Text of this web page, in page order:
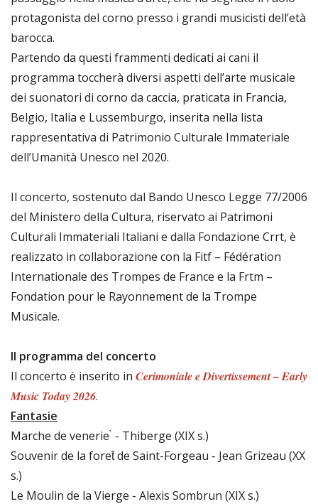
protagonista del corno presso i grandi musicisti dell’età
barocca.
Partendo da questi frammenti dedicati ai cani il
programma toccherà diversi aspetti dell’arte musicale
dei suonatori di corno da caccia, praticata in Francia,
Belgio, Italia e Lussemburgo, inserita nella lista
rappresentativa di Patrimonio Culturale Immateriale
dell’Umanità Unesco nel 2020.
Il concerto, sostenuto dal Bando Unesco Legge 77/2006
del Ministero della Cultura, riservato ai Patrimoni
Culturali Immateriali Italiani e dalla Fondazione Crrt, è
realizzato in collaborazione con la Fitf – Fédération
Internationale des Trompes de France e la Frtm –
Fondation pour le Rayonnement de la Trompe
Musicale.
Il programma del concerto
Il concerto è inserito in Cerimoniale e Divertissement – Early
Music Today 2026.
Fantasie
Marche de venerie ̀ - Thiberge (XIX s.)
Souvenir de la foret̂ de Saint-Forgeau - Jean Grizeau (XX
s.)
Le Moulin de la Vierge - Alexis Sombrun (XIX s.)